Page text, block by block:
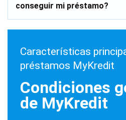
conseguir mi préstamo?
Características
préstamos MyKredit
Condiciones
de MyKredit